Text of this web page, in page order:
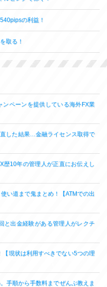
の利益！
取る！
ンペーンを提供している海外FX業
した結果…金融ライセンス取得で
歴10年の管理人が正直にお伝えし
い道まで鬼まとめ！【ATMでの出
と出金経験がある管理人がレクチ
【現状は利用すべきでない5つの理
手順から手数料までぜんぶ教えま